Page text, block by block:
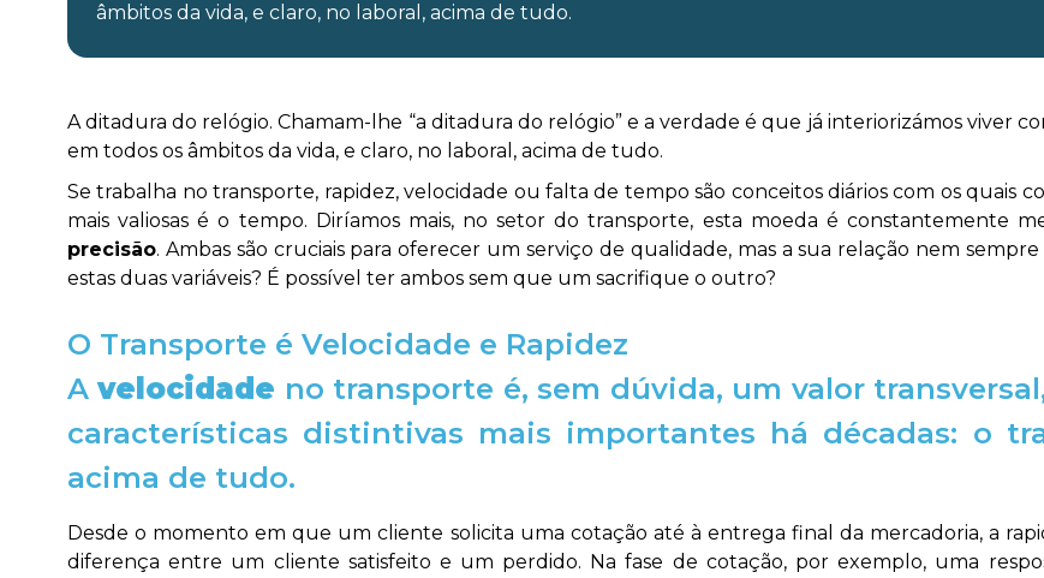
âmbitos da vida, e claro, no laboral, acima de tudo.
A ditadura do relógio. Chamam-lhe “a ditadura do relógio” e a verdade é que já interiorizámos viver
em todos os âmbitos da vida, e claro, no laboral, acima de tudo.
Se trabalha no transporte, rapidez, velocidade ou falta de tempo são conceitos diários com os quais
mais valiosas é o tempo. Diríamos mais, no setor do transporte, esta moeda é constantemente
precisão. Ambas são cruciais para oferecer um serviço de qualidade, mas a sua relação nem
estas duas variáveis? É possível ter ambos sem que um sacrifique o outro?
O Transporte é Velocidade e Rapidez
Avelocidade no transporte é, sem dúvida, um valor
características distintivas mais importantes há décadas: o
acima de tudo.
Desde o momento em que um cliente solicita uma cotação até à entrega final da mercadoria, a
diferença entre um cliente satisfeito e um perdido. Na fase de cotação, por exemplo, uma